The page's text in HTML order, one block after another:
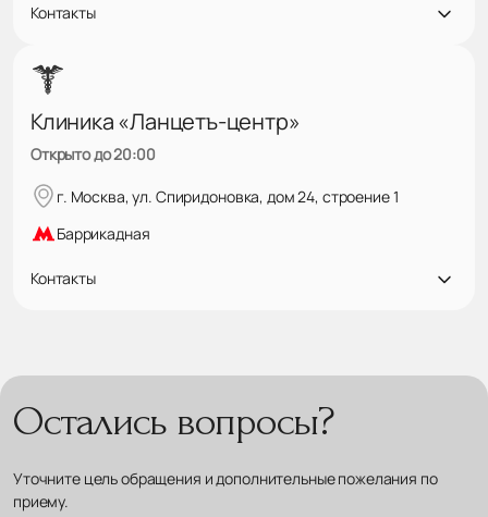
Контакты
Клиника «Ланцетъ-центр»
Открыто до 20:00
г. Москва, ул. Спиридоновка, дом 24, строение 1
Баррикадная
Контакты
Остались вопросы?
Уточните цель обращения и дополнительные пожелания по
приему.